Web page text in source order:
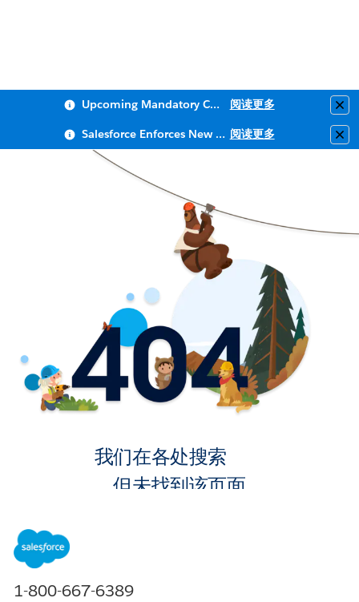
Upcoming Mandatory Changes to Public Key Infrastructure (PKI) 阅读更多
Salesforce Enforces New Security Requirements in Summer 2026 阅读更多
我们在各处搜索
，但未找到该页面。
1-800-667-6389